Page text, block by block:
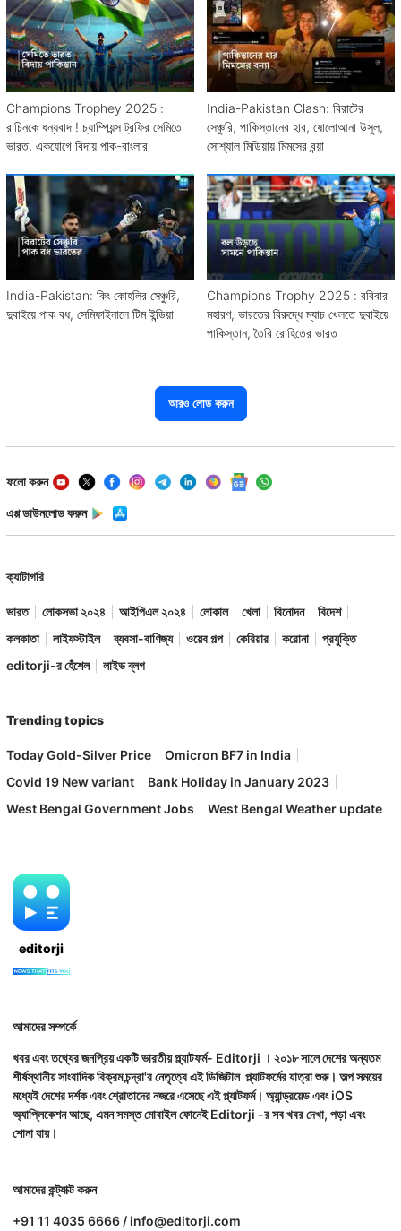
Champions Trophey 2025 :
রাচিনকে ধন্যবাদ ! চ্যাম্পিয়ন্স ট্রফির সেমিতে
ভারত, একযোগে বিদায় পাক-বাংলার
India-Pakistan Clash: বিরাটের
সেঞ্চুরি, পাকিস্তানের হার, ষোলোআনা উসুল,
সোশ্যাল মিডিয়ায় মিমসের বন্য়া
India-Pakistan: কিং কোহলির সেঞ্চুরি,
দুবাইয়ে পাক বধ, সেমিফাইনালে টিম ইন্ডিয়া
Champions Trophy 2025 : রবিবার
মহারণ, ভারতের বিরুদ্ধে ম্যাচ খেলতে দুবাইয়ে
পাকিস্তান, তৈরি রোহিতের ভারত
আরও লোড করুন
ফলো করুন
এপ্প ডাউনলোড করুন
ক্যাটাগরি
ভারত লোকসভা ২০২৪ আইপিএল ২০২৪ লোকাল খেলা বিনোদন
বিদেশ
কলকাতা
লাইফস্টাইল ব্যবসা-বাণিজ্য ওয়েব গল্প কেরিয়ার করোনা
প্রযুক্তি
editorji-র হেঁশেল
লাইভ ব্লগ
Trending topics
Today Gold-Silver Price
Omicron BF7 in India
Covid 19 New variant
Bank Holiday in January 2023
West Bengal Government Jobs
West Bengal Weather update
editorji
আমাদের সম্পর্কে
খবর এবং তথ্যের জনপ্রিয় একটি ভারতীয় প্ল্যাটফর্ম- Editorji । ২০১৮ সালে দেশের অন্যতম
শীর্ষস্থানীয় সাংবাদিক বিক্রম চন্দ্রা'র নেতৃত্বে এই ডিজিটাল প্ল্যাটফর্মের যাত্রা শুরু। অল্প সময়ের
মধ্যেই দেশের দর্শক এবং শ্রোতাদের নজরে এসেছে এই প্ল্যাটফর্ম। অ্যান্ড্রয়েড এবং iOS
অ্যাপ্লিকেশন আছে, এমন সমস্ত মোবাইল ফোনেই Editorji -র সব খবর দেখা, পড়া এবং
শোনা যায়।
আমাদের কন্ট্যাক্ট করুন
+91 11 4035 6666 / info@editorji.com